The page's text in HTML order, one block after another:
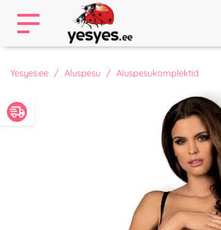
Yesyes.ee Aluspesu Aluspesukomplektid